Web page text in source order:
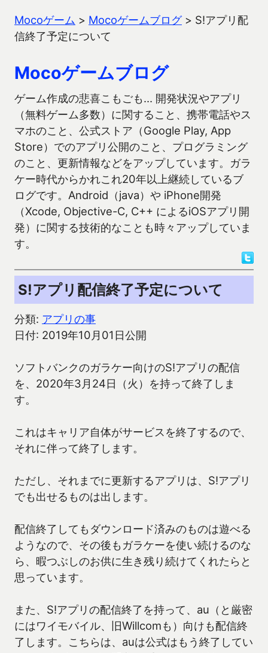
Mocoゲーム > Mocoゲームブログ> S!アプリ配
信終了予定について
Mocoゲームブログ
ゲーム作成の悲喜こもごも… 開発状況やアプリ
（無料ゲーム多数）に関すること、携帯電話やス
マホのこと、公式ストア（Google Play, App
Store）でのアプリ公開のこと、プログラミング
のこと、更新情報などをアップしています。ガラ
ケー時代からかれこれ20年以上継続しているブ
ログです。Android（java）や iPhone開発
（Xcode, Objective-C, C++ によるiOSアプリ開
発）に関する技術的なことも時々アップしていま
す。
S!アプリ配信終了予定について
分類: アプリの事
日付: 2019年10月01日公開
ソフトバンクのガラケー向けのS!アプリの配信
を、2020年3月24日（火）を持って終了しま
す。
これはキャリア自体がサービスを終了するので、
それに伴って終了します。
ただし、それまでに更新するアプリは、S!アプリ
でも出せるものは出します。
配信終了してもダウンロード済みのものは遊べる
ようなので、その後もガラケーを使い続けるのな
ら、暇つぶしのお供に生き残り続けてくれたらと
思っています。
また、S!アプリの配信終了を持って、au（と厳密
にはワイモバイル、旧Willcomも）向けも配信終
了します。こちらは、auは公式はもう終了してい